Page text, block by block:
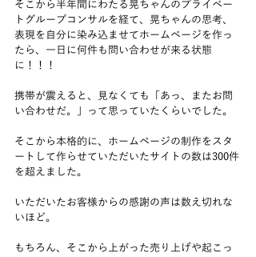
そこから半年間にわたる晃ちゃんのプライベー
トグループコンサルを経て、晃ちゃんの思考、
表現を自分に染み込ませてホームページを作っ
たら、一日に何件も問い合わせが来る状態
に！！！
携帯が震えると、見なくても「あっ、またお問
い合わせだ。」って思っていたくらいでした。
そこから本格的に、ホームページの制作をスタ
ートして作らせていただいたサイトの数は300件
を超えました。
いただいたお客様からの感謝の声は数え切れな
いほど。
もちろん、そこから上がった売り上げや起こっ